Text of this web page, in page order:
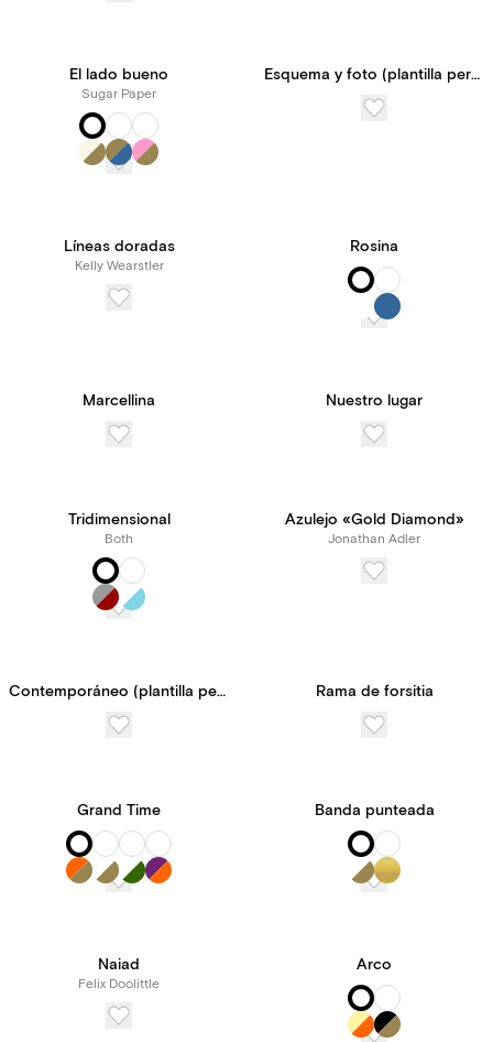
El lado bueno
Sugar Paper
Esquema y foto (plantilla personalizable)
Líneas doradas
Kelly Wearstler
Rosina
Marcellina Nuestro lugar
Tridimensional
Both
Azulejo «Gold Diamond»
Jonathan Adler
Contemporáneo (plantilla personalizable) Rama de forsitia
Grand Time Banda punteada
Naiad
Felix Doolittle
Arco